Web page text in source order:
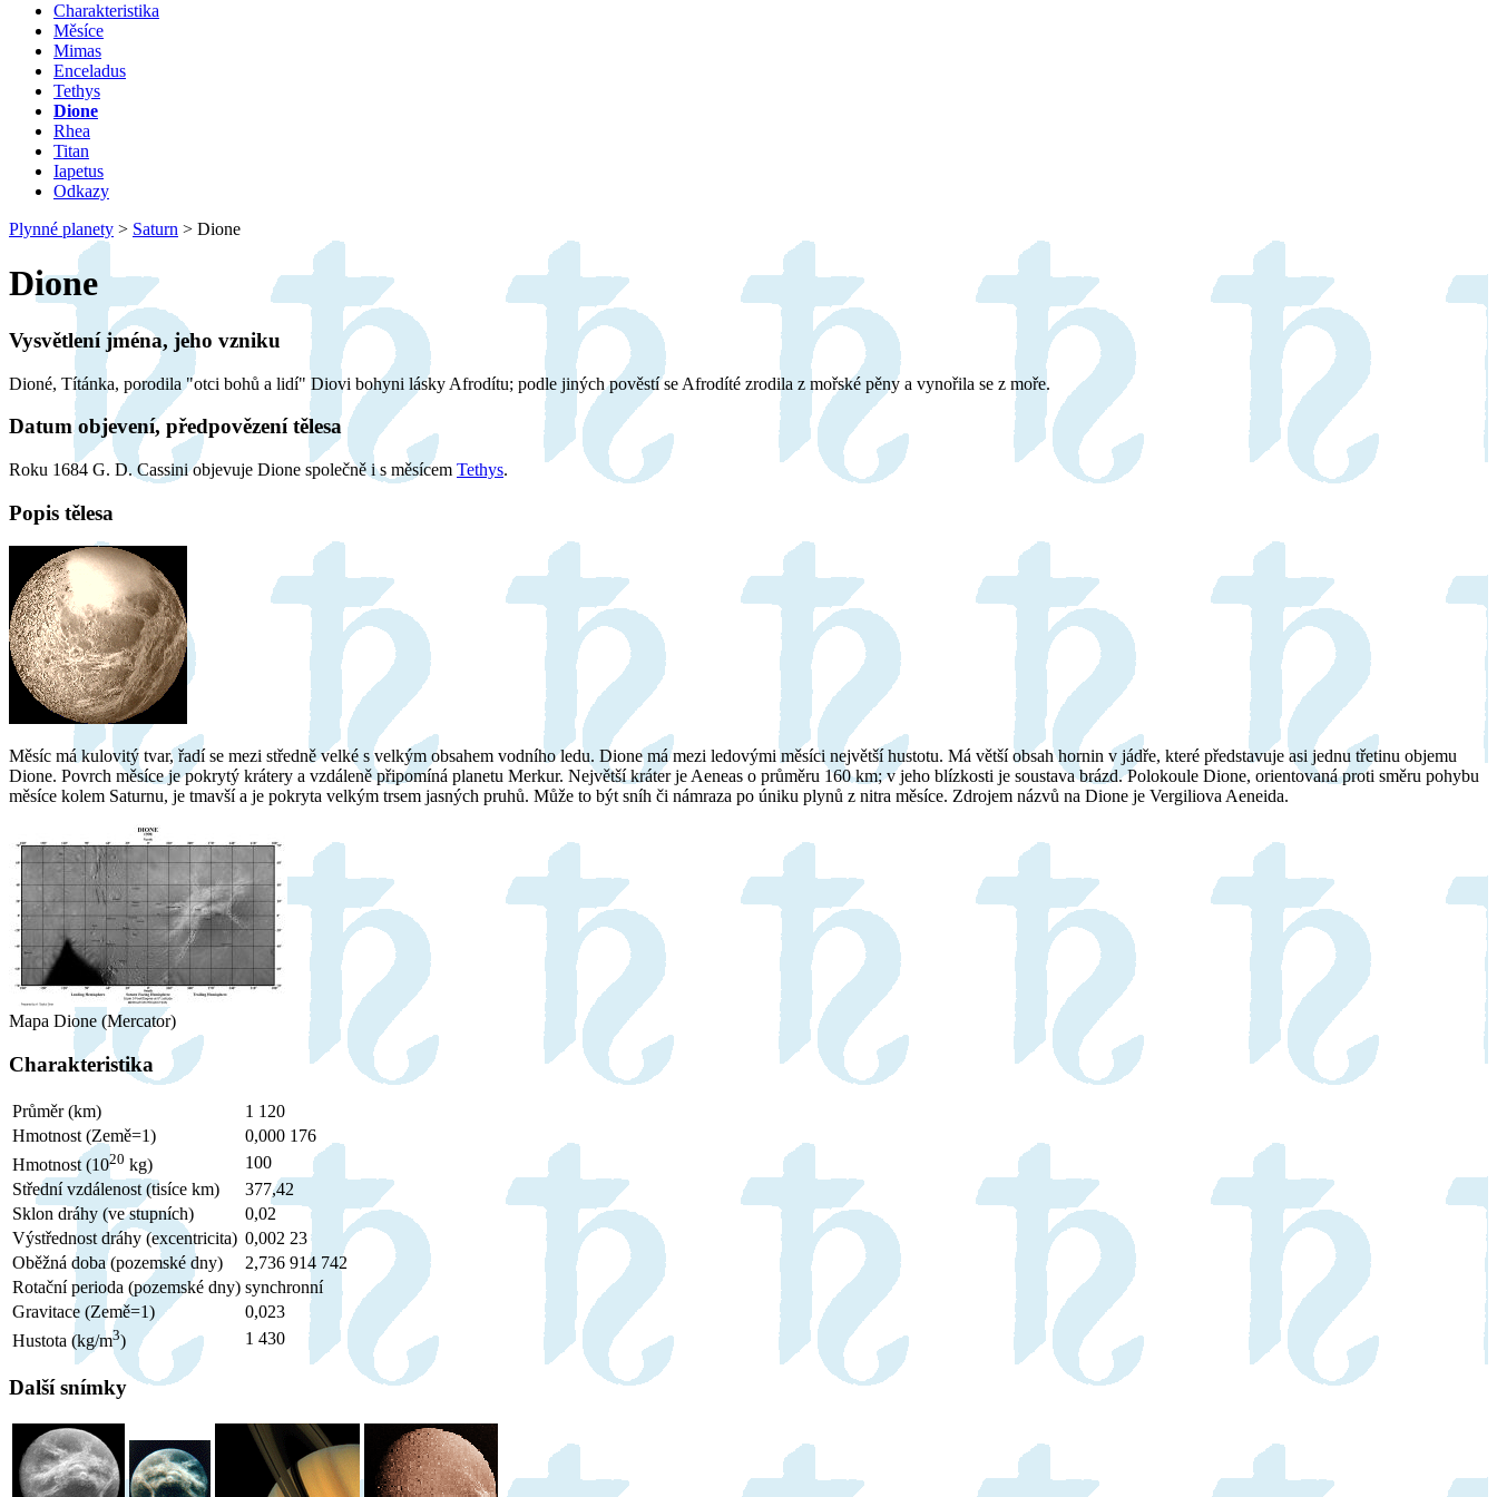
Charakteristika
Měsíce
Mimas
Enceladus
Tethys
Dione
Rhea
Titan
Iapetus
Odkazy
Plynné planety > Saturn > Dione
Dione
Vysvětlení jména, jeho vzniku
Dioné, Títánka, porodila "otci bohů a lidí" Diovi bohyni lásky Afrodítu; podle jiných pověstí se Afrodíté zrodila z mořské pěny a vynořila se z moře.
Datum objevení, předpovězení tělesa
Roku 1684 G. D. Cassini objevuje Dione společně i s měsícem Tethys.
Popis tělesa
Měsíc má kulovitý tvar, řadí se mezi středně velké s velkým obsahem vodního ledu. Dione má mezi ledovými měsíci největší hustotu. Má větší obsah hornin v jádře, které představuje asi jednu třetinu objemu
Dione. Povrch měsíce je pokrytý krátery a vzdáleně připomíná planetu Merkur. Největší kráter je Aeneas o průměru 160 km; v jeho blízkosti je soustava brázd. Polokoule Dione, orientovaná proti směru pohybu
měsíce kolem Saturnu, je tmavší a je pokryta velkým trsem jasných pruhů. Může to být sníh či námraza po úniku plynů z nitra měsíce. Zdrojem názvů na Dione je Vergiliova Aeneida.
Mapa Dione (Mercator)
Charakteristika
Průměr (km)
1 120
Hmotnost (Země=1)
0,000 176
Hmotnost (1020 kg)
100
Střední vzdálenost (tisíce km)
377,42
Sklon dráhy (ve stupních)
0,02
Výstřednost dráhy (excentricita) 0,002 23
Oběžná doba (pozemské dny)
2,736 914 742
Rotační perioda (pozemské dny) synchronní
Gravitace (Země=1)
0,023
Hustota (kg/m3) 1 430
Další snímky